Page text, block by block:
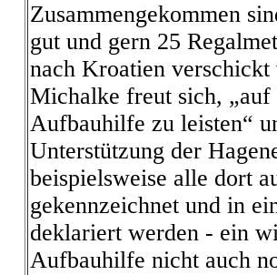
Zusammengekommen
gut und gern 25
nach Kroatien
Michalke freut sich,
Aufbauhilfe zu leisten“
Unterstützung der
beispielsweise alle dort
gekennzeichnet und in
deklariert werden - ein
Aufbauhilfe nicht auch